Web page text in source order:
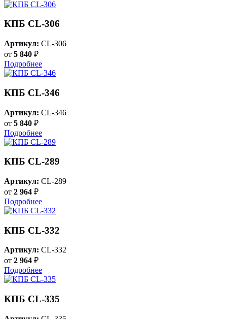
КПБ CL-306
Артикул: CL-306
от 5 840 ₽
Подробнее
КПБ CL-346
Артикул: CL-346
от 5 840 ₽
Подробнее
КПБ CL-289
Артикул: CL-289
от 2 964 ₽
Подробнее
КПБ CL-332
Артикул: CL-332
от 2 964 ₽
Подробнее
КПБ CL-335